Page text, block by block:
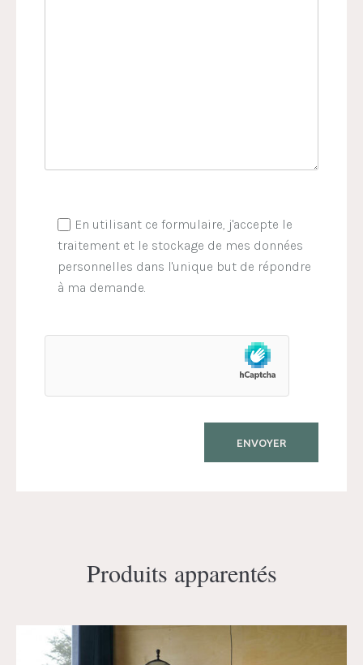
En utilisant ce formulaire, j'accepte le
traitement et le stockage de mes données
personnelles dans l'unique but de répondre
à ma demande.
Produits apparentés